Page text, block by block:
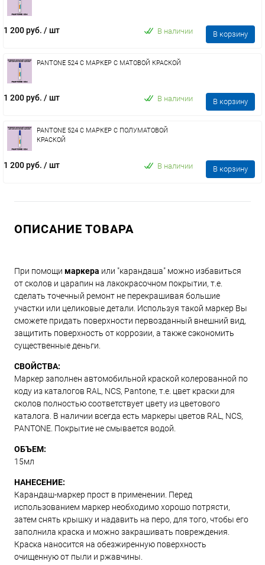
1 200 руб. / шт В наличии В корзину
PANTONE 524 C МАРКЕР С МАТОВОЙ КРАСКОЙ
1 200 руб. / шт В наличии В корзину
PANTONE 524 C МАРКЕР С ПОЛУМАТОВОЙ
КРАСКОЙ
1 200 руб. / шт В наличии В корзину
ОПИСАНИЕ ТОВАРА
При помощи маркера или "карандаша" можно избавиться
от сколов и царапин на лакокрасочном покрытии, т.е.
сделать точечный ремонт не перекрашивая большие
участки или целиковые детали. Используя такой маркер Вы
сможете придать поверхности первозданный внешний вид,
защитить поверхность от коррозии, а также сэкономить
существенные деньги.
СВОЙСТВА:
Маркер заполнен автомобильной краской колерованной по
коду из каталогов RAL, NCS, Pantone, т.е. цвет краски для
сколов полностью соответствует цвету из цветового
каталога. В наличии всегда есть маркеры цветов RAL, NCS,
PANTONE. Покрытие не смывается водой.
ОБЪЕМ:
15мл
НАНЕСЕНИЕ:
Карандаш-маркер прост в применении. Перед
использованием маркер необходимо хорошо потрясти,
затем снять крышку и надавить на перо, для того, чтобы его
заполнила краска и можно закрашивать повреждения.
Краска наносится на обезжиренную поверхность
очищенную от пыли и ржавчины.